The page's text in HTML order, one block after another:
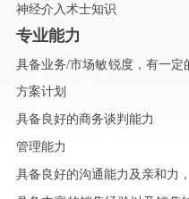
神经介入术士知识
专业能力
具备业务/市场敏锐度，有一
方案计划
具备良好的商务谈判能力
管理能力
具备良好的沟通能力及亲和力